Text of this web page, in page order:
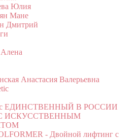
Юлия
Мане
Дмитрий
Анастасия Валерьевна
ЕДИНСТВЕННЫЙ В РОССИИ
ИСКУССТВЕННЫМ
- Двойной лифтинг с